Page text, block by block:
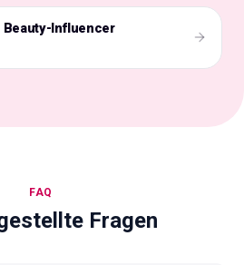
Beauty-Influencer
FAQ
Fragen